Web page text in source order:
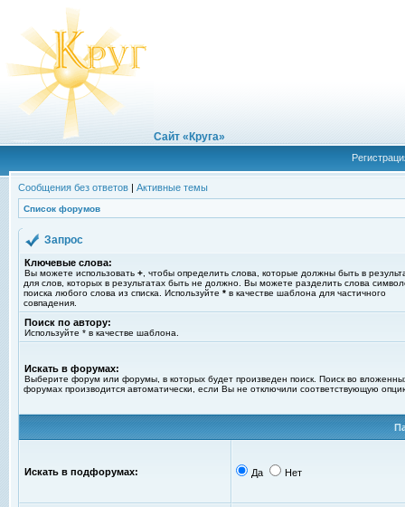
Сайт «Круга»
Сообщения без ответов | Активные темы
Список форумов
Запрос
Ключевые слова:
Вы можете использовать + , чтобы определить слова, которые должны быть в
для слов, которых в результатах быть не должно. Вы можете разделить слова
поиска любого слова из списка. Используйте * в качестве шаблона для частичного
совпадения.
Поиск по автору:
Используйте * в качестве шаблона.
Искать в форумах:
Выберите форум или форумы, в которых будет произведен поиск. Поиск во
форумах производится автоматически, если Вы не отключили соответствующую
Искать в подфорумах: Да Нет